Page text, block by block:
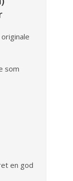
som
en god